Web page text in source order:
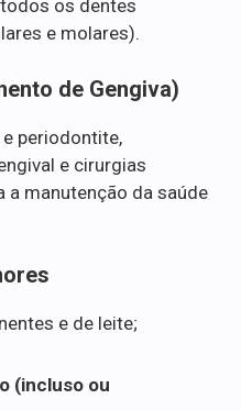
os dentes
e molares).
de Gengiva)
periodontite,
e cirurgias
a manutenção da saúde
e de leite;
(incluso ou